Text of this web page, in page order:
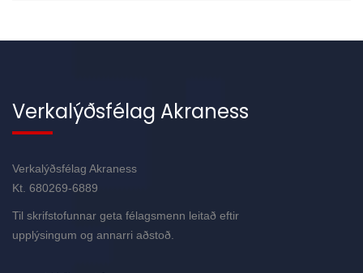
Verkalýðsfélag Akraness
Verkalýðsfélag Akraness
Kt. 680269-6889
Til skrifstofunnar geta félagsmenn leitað eftir
upplýsingum og annarri aðstoð.